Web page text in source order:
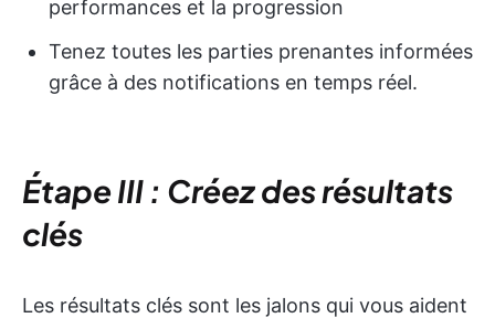
performances et la progression
Tenez toutes les parties prenantes informées
grâce à des notifications en temps réel.
Étape III : Créez des résultats
clés
Les résultats clés sont les jalons qui vous aident